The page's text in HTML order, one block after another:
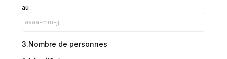
au :
3.Nombre de personnes